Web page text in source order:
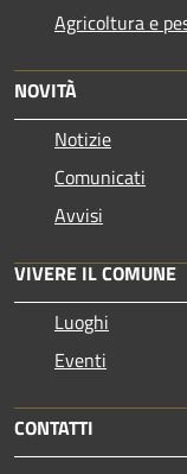
Agricoltura e
NOVITÀ
Notizie
Comunicati
Avvisi
VIVERE IL COMUNE
Luoghi
Eventi
CONTATTI